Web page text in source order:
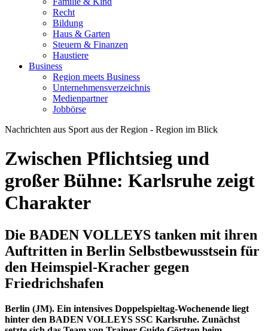
Recht
Bildung
Haus & Garten
Steuern & Finanzen
Haustiere
Business
Region meets Business
Unternehmensverzeichnis
Medienpartner
Jobbörse
Nachrichten aus Sport aus der Region - Region im Blick
Zwischen Pflichtsieg und
großer Bühne: Karlsruhe zeigt
Charakter
Die BADEN VOLLEYS tanken mit ihren
Auftritten in Berlin Selbstbewusstsein für
den Heimspiel-Kracher gegen
Friedrichshafen
Berlin (JM). Ein intensives Doppelspieltag-Wochenende liegt
hinter den BADEN VOLLEYS SSC Karlsruhe. Zunächst